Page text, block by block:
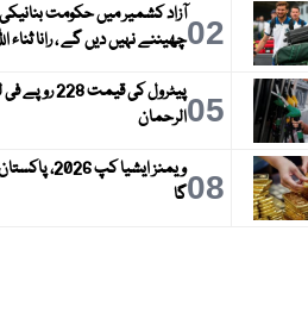
02آزاد کشمیر میں حکومت
چھیننے نہیں دیں گے ، رانا ثناء
05
پیٹرول کی
الرحمان
08
ویمنز ایشیا
گا